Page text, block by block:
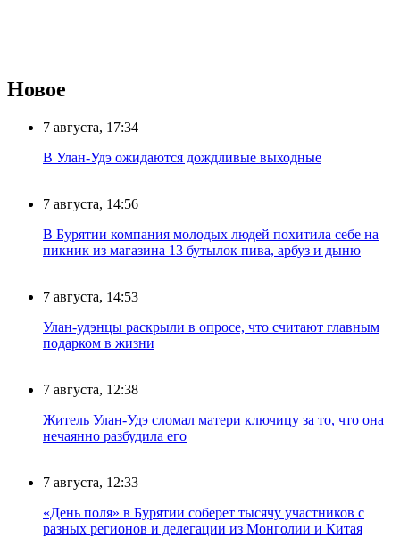
Новое
7 августа, 17:34
В Улан-Удэ ожидаются дождливые выходные
7 августа, 14:56
В Бурятии компания молодых людей похитила себе на
пикник из магазина 13 бутылок пива, арбуз и дыню
7 августа, 14:53
Улан-удэнцы раскрыли в опросе, что считают главным
подарком в жизни
7 августа, 12:38
Житель Улан-Удэ сломал матери ключицу за то, что она
нечаянно разбудила его
7 августа, 12:33
«День поля» в Бурятии соберет тысячу участников с
разных регионов и делегации из Монголии и Китая